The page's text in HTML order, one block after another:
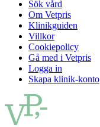
Sök vård
Om Vetpris
Klinikguiden
Villkor
Cookiepolicy
Gå med i Vetpris
Logga in
Skapa klinik-konto